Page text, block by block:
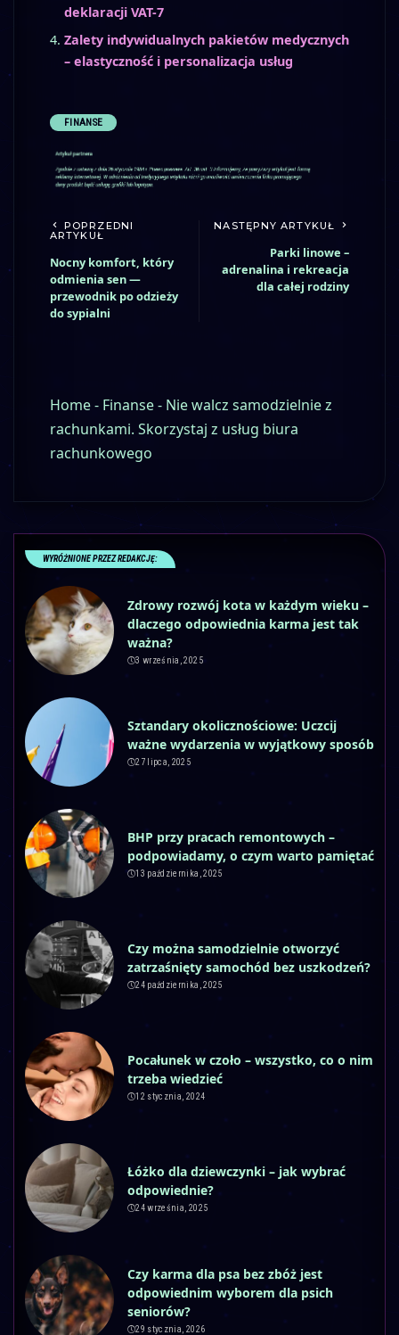
deklaracji VAT-7
Zalety indywidualnych pakietów medycznych
– elastyczność i personalizacja usług
FINANSE
POPRZEDNI
ARTYKUŁ
Nocny komfort, który
odmienia sen —
przewodnik po odzieży
do sypialni
NASTĘPNY ARTYKUŁ
Parki linowe –
adrenalina i rekreacja
dla całej rodziny
Home- Finanse- Nie walcz samodzielnie z
rachunkami. Skorzystaj z usług biura
rachunkowego
WYRÓŻNIONE PRZEZ REDAKCJĘ:
Zdrowy rozwój kota w każdym wieku –
dlaczego odpowiednia karma jest tak
ważna?
3 września, 2025
Sztandary okolicznościowe: Uczcij
ważne wydarzenia w wyjątkowy sposób
27 lipca, 2025
BHP przy pracach remontowych –
podpowiadamy, o czym warto pamiętać
13 października, 2025
Czy można samodzielnie otworzyć
zatrzaśnięty samochód bez uszkodzeń?
24 października, 2025
Pocałunek w czoło – wszystko, co o nim
trzeba wiedzieć
12 stycznia, 2024
Łóżko dla dziewczynki – jak wybrać
odpowiednie?
24 września, 2025
Czy karma dla psa bez zbóż jest
odpowiednim wyborem dla psich
seniorów?
29 stycznia, 2026